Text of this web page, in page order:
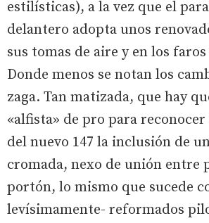
estilísticas), a la vez que el
delantero adopta unos
sus tomas de aire y en los
Donde menos se notan los
zaga. Tan matizada, que hay
«alfista» de pro para
del nuevo 147 la inclusión de
cromada, nexo de unión entre
portón, lo mismo que sucede
levísimamente- reformados